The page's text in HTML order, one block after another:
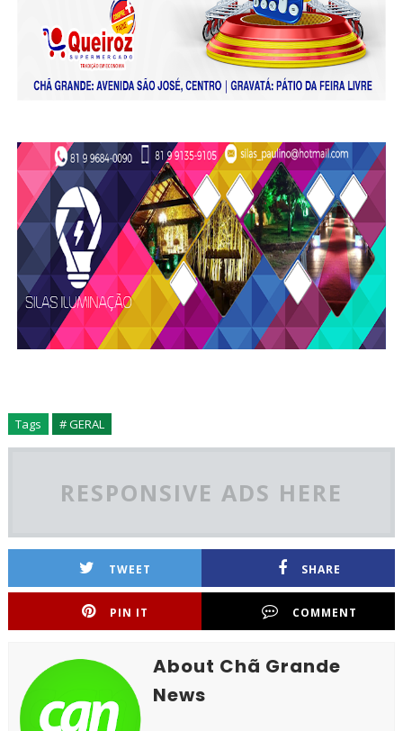
Tags # GERAL
RESPONSIVE ADS HERE
TWEET SHARE
PIN IT COMMENT
About Chã Grande
News